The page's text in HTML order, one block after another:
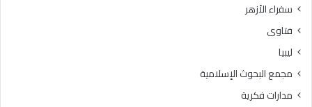
سفراء الأزهر
فتاوى
ليبيا
مجمع البحوث الإسلامية
مدارات فكرية